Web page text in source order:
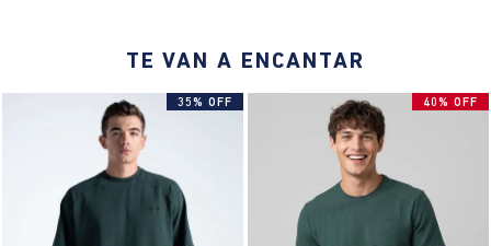
TE VAN A ENCANTAR
35% OFF 40% OFF